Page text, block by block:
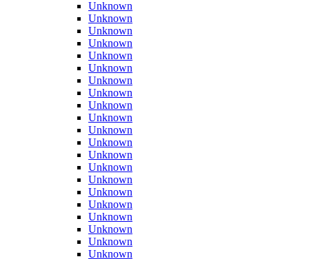
Unknown
Unknown
Unknown
Unknown
Unknown
Unknown
Unknown
Unknown
Unknown
Unknown
Unknown
Unknown
Unknown
Unknown
Unknown
Unknown
Unknown
Unknown
Unknown
Unknown
Unknown